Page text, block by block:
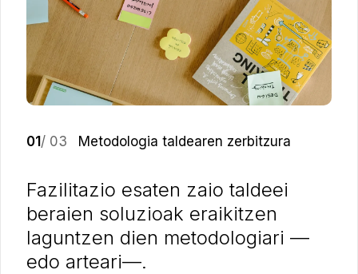
01/ 03 Metodologia taldearen zerbitzura
Fazilitazio esaten zaio taldeei
beraien soluzioak eraikitzen
laguntzen dien metodologiari —
edo arteari—.